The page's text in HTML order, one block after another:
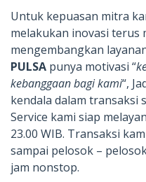
Untuk kepuasan mitra
melakukan inovasi terus
mengembangkan
PULSA punya motivasi “
kebanggaan bagi kami“,
kendala dalam transaksi
Service kami siap
23.00 WIB. Transaksi
sampai pelosok –
jam nonstop.